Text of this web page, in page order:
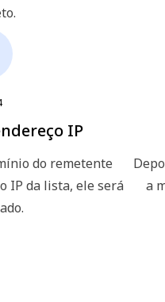
IP
do remetente
IP da lista, ele será
a